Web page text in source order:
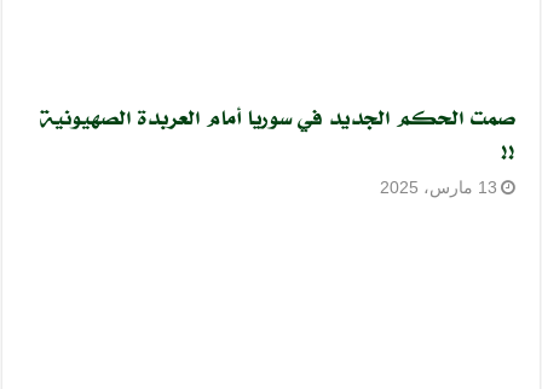
صمت الحكم الجديد في سوريا أمام العربدة الصهيونية
!!
13 مارس، 2025